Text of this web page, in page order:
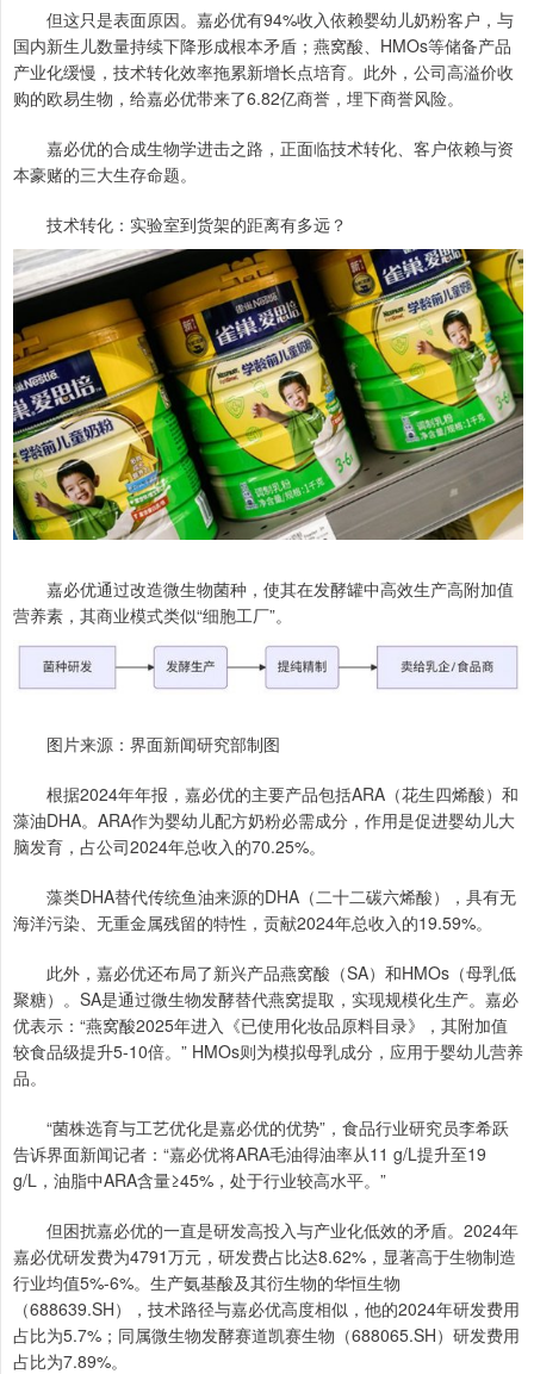
但这只是表面原因。嘉必优有94%收入依赖婴幼儿奶粉客户，与
国内新生儿数量持续下降形成根本矛盾；燕窝酸、HMOs等储备产品
产业化缓慢，技术转化效率拖累新增长点培育。此外，公司高溢价收
购的欧易生物，给嘉必优带来了6.82亿商誉，埋下商誉风险。
嘉必优的合成生物学进击之路，正面临技术转化、客户依赖与资
本豪赌的三大生存命题。
技术转化：实验室到货架的距离有多远？
嘉必优通过改造微生物菌种，使其在发酵罐中高效生产高附加值
营养素，其商业模式类似“细胞工厂”。
图片来源：界面新闻研究部制图
根据2024年年报，嘉必优的主要产品包括ARA（花生四烯酸）和
藻油DHA。ARA作为婴幼儿配方奶粉必需成分，作用是促进婴幼儿大
脑发育，占公司2024年总收入的70.25%。
藻类DHA替代传统鱼油来源的DHA（二十二碳六烯酸），具有无
海洋污染、无重金属残留的特性，贡献2024年总收入的19.59%。
此外，嘉必优还布局了新兴产品燕窝酸（SA）和HMOs（母乳低
聚糖）。SA是通过微生物发酵替代燕窝提取，实现规模化生产。嘉必
优表示：“燕窝酸2025年进入《已使用化妆品原料目录》，其附加值
较食品级提升5-10倍。” HMOs则为模拟母乳成分，应用于婴幼儿营养
品。
“菌株选育与工艺优化是嘉必优的优势”，食品行业研究员李希跃
告诉界面新闻记者：“嘉必优将ARA毛油得油率从11 g/L提升至19
g/L，油脂中ARA含量≥45%，处于行业较高水平。”
但困扰嘉必优的一直是研发高投入与产业化低效的矛盾。2024年
嘉必优研发费为4791万元，研发费占比达8.62%，显著高于生物制造
行业均值5%-6%。生产氨基酸及其衍生物的华恒生物
（688639.SH），技术路径与嘉必优高度相似，他的2024年研发费用
占比为5.7%；同属微生物发酵赛道凯赛生物（688065.SH）研发费用
占比为7.89%。